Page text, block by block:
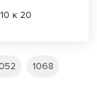
к 20
1068